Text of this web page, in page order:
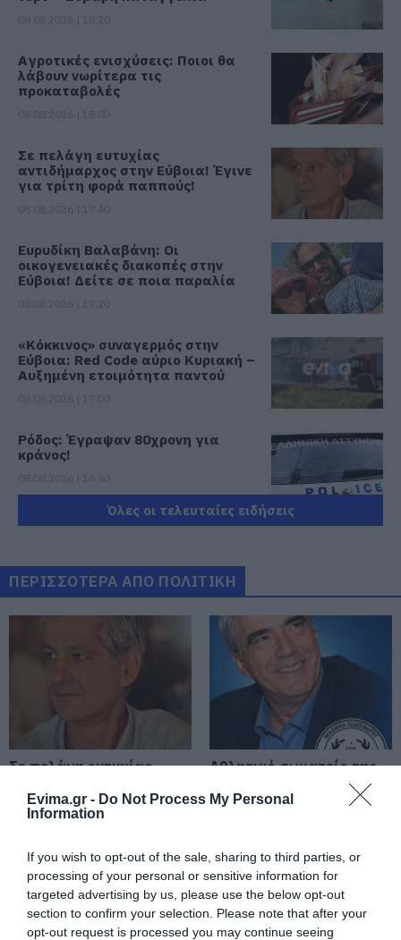
Evima.gr - Do Not Process My Personal
Information
If you wish to opt-out of the sale, sharing to third parties, or
processing of your personal or sensitive information for
targeted advertising by us, please use the below opt-out
section to confirm your selection. Please note that after your
opt-out request is processed you may continue seeing
Αγροτικές ενισχύσεις: Ποιοι θα
λάβουν νωρίτερα τις
προκαταβολές
Σε πελάγη ευτυχίας
αντιδήμαρχος στην Εύβοια! Έγινε
για τρίτη φορά παππούς!
Ευρυδίκη Βαλαβάνη: Οι
οικογενειακές διακοπές στην
Εύβοια! Δείτε σε ποια παραλία
«Κόκκινος» συναγερμός στην
Εύβοια: Red Code αύριο Κυριακή –
Αυξημένη ετοιμότητα παντού
Ρόδος: Έγραψαν 80χρονη για
κράνος!
την ζωή
08.08.2026 | 16:20
Πάτρα: Θρήνος για μωράκι μόλις 8
ημερών – Νοσηλευόταν στη ΜΕΘ
Νεογνών
Αρχίζουν τα έργα για το νέο
κλειστό γυμναστήριο στην Εύβοια
08.08.2026 | 15:40
Φωτιά στη Βοιωτία: Έκτακτα
ζητά η ΠΣτΕ
08.08.2026 | 15:20
Μεγάλη προσοχή στην Εύβοια:
Σπείρα ανοίγει επιχειρήσεις
Όλες οι τελευταίες ειδήσεις
ΠΕΡΙΣΣΟΤΕΡΑ ΑΠΟ ΠΟΛΙΤΙΚΗ
Σε πελάγη ευτυχίας
Εύβοια! Έγινε για τρίτη
φορά παππούς!
Αθλητικό σωματείο της
ανακοίνωση για το